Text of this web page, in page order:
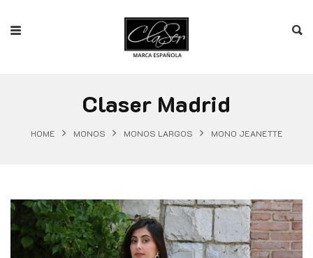
Claser Madrid
HOME MONOS MONOS LARGOS MONO JEANETTE